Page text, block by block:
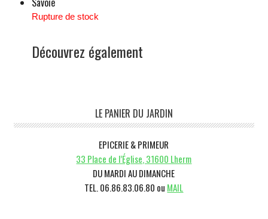
Rupture de stock
Découvrez également
latérale
LE PANIER DU JARDIN
EPICERIE & PRIMEUR
33 Place de l’Église, 31600 Lherm
DU MARDI AU DIMANCHE
TEL. 06.86.83.06.80 ou MAIL